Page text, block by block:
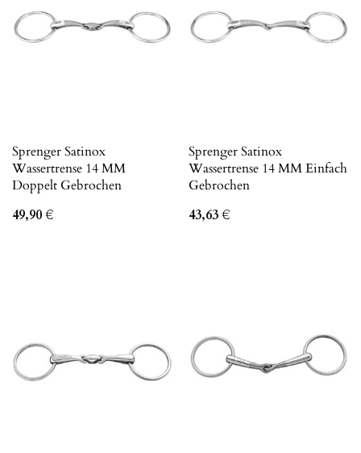
Sprenger Satinox
Wassertrense 14 MM
Doppelt Gebrochen
49,90€
Sprenger Satinox
Wassertrense 14 MM Einfach
Gebrochen
43,63€